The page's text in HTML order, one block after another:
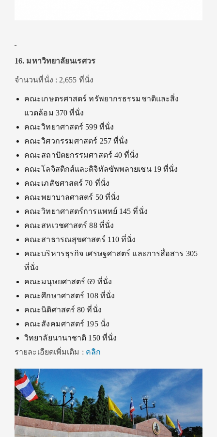
16. มหาวิทยาลัยนเรศวร
จำนวนที่นั่ง : 2,655 ที่นั่ง
คณะเกษตรศาสตร์ ทรัพยากรธรรมชาติและสิ่ง
แวดล้อม 370 ที่นั่ง
คณะวิทยาศาสตร์ 599 ที่นั่ง
คณะวิศวกรรมศาสตร์ 257 ที่นั่ง
คณะสถาปัตยกรรมศาสตร์ 40 ที่นั่ง
คณะโลจิสติกส์และดิจิทัลซัพพลายเชน 19 ที่นั่ง
คณะเภสัชศาสตร์ 70 ที่นั่ง
คณะพยาบาลศาสตร์ 50 ที่นั่ง
คณะวิทยาศาสตร์การแพทย์ 145 ที่นั่ง
คณะสหเวชศาสตร์ 88 ที่นั่ง
คณะสาธารณสุขศาสตร์ 110 ที่นั่ง
คณะบริหารธุรกิจ เศรษฐศาสตร์ และการสื่อสาร 305
ที่นั่ง
คณะมนุษยศาสตร์ 69 ที่นั่ง
คณะศึกษาศาสตร์ 108 ที่นั่ง
คณะนิติศาสตร์ 80 ที่นั่ง
คณะสังคมศาสตร์ 195 นั่ง
วิทยาลัยนานาชาติ 150 ที่นั่ง
รายละเอียดเพิ่มเติม : คลิก